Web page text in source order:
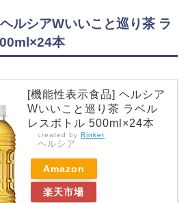
ルシアWいいこと巡り茶 ラ
本
[機能性表示食品] ヘルシア
Wいいこと巡り茶 ラベル
レスボトル 500ml×24本
created by Rinker
ヘルシア
Amazon
楽天市場